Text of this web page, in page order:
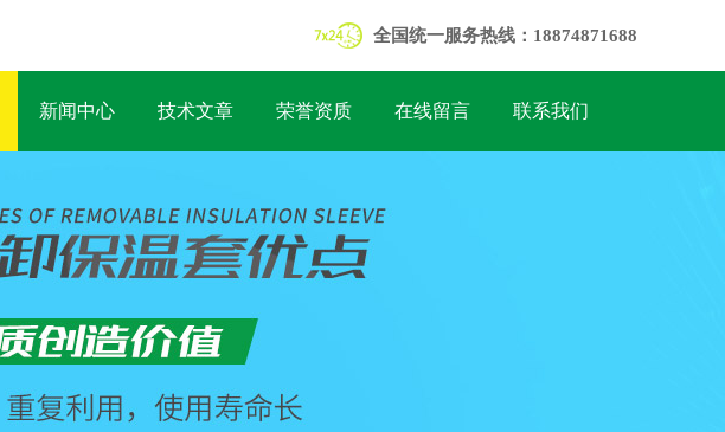
全国统一服务热线：18874871688
新闻中心 技术文章 荣誉资质 在线留言 联系我们